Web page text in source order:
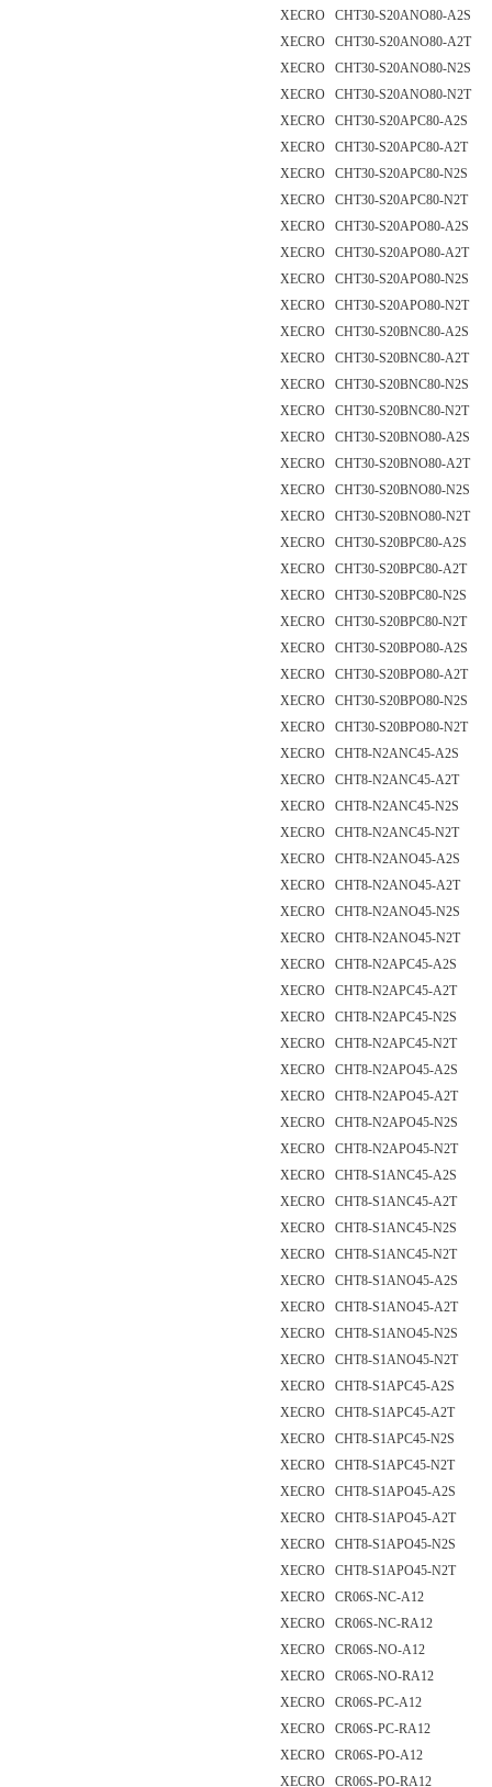
XECRO CHT30-S20ANO80-A2S
XECRO CHT30-S20ANO80-A2T
XECRO CHT30-S20ANO80-N2S
XECRO CHT30-S20ANO80-N2T
XECRO CHT30-S20APC80-A2S
XECRO CHT30-S20APC80-A2T
XECRO CHT30-S20APC80-N2S
XECRO CHT30-S20APC80-N2T
XECRO CHT30-S20APO80-A2S
XECRO CHT30-S20APO80-A2T
XECRO CHT30-S20APO80-N2S
XECRO CHT30-S20APO80-N2T
XECRO CHT30-S20BNC80-A2S
XECRO CHT30-S20BNC80-A2T
XECRO CHT30-S20BNC80-N2S
XECRO CHT30-S20BNC80-N2T
XECRO CHT30-S20BNO80-A2S
XECRO CHT30-S20BNO80-A2T
XECRO CHT30-S20BNO80-N2S
XECRO CHT30-S20BNO80-N2T
XECRO CHT30-S20BPC80-A2S
XECRO CHT30-S20BPC80-A2T
XECRO CHT30-S20BPC80-N2S
XECRO CHT30-S20BPC80-N2T
XECRO CHT30-S20BPO80-A2S
XECRO CHT30-S20BPO80-A2T
XECRO CHT30-S20BPO80-N2S
XECRO CHT30-S20BPO80-N2T
XECRO CHT8-N2ANC45-A2S
XECRO CHT8-N2ANC45-A2T
XECRO CHT8-N2ANC45-N2S
XECRO CHT8-N2ANC45-N2T
XECRO CHT8-N2ANO45-A2S
XECRO CHT8-N2ANO45-A2T
XECRO CHT8-N2ANO45-N2S
XECRO CHT8-N2ANO45-N2T
XECRO CHT8-N2APC45-A2S
XECRO CHT8-N2APC45-A2T
XECRO CHT8-N2APC45-N2S
XECRO CHT8-N2APC45-N2T
XECRO CHT8-N2APO45-A2S
XECRO CHT8-N2APO45-A2T
XECRO CHT8-N2APO45-N2S
XECRO CHT8-N2APO45-N2T
XECRO CHT8-S1ANC45-A2S
XECRO CHT8-S1ANC45-A2T
XECRO CHT8-S1ANC45-N2S
XECRO CHT8-S1ANC45-N2T
XECRO CHT8-S1ANO45-A2S
XECRO CHT8-S1ANO45-A2T
XECRO CHT8-S1ANO45-N2S
XECRO CHT8-S1ANO45-N2T
XECRO CHT8-S1APC45-A2S
XECRO CHT8-S1APC45-A2T
XECRO CHT8-S1APC45-N2S
XECRO CHT8-S1APC45-N2T
XECRO CHT8-S1APO45-A2S
XECRO CHT8-S1APO45-A2T
XECRO CHT8-S1APO45-N2S
XECRO CHT8-S1APO45-N2T
XECRO CR06S-NC-A12
XECRO CR06S-NC-RA12
XECRO CR06S-NO-A12
XECRO CR06S-NO-RA12
XECRO CR06S-PC-A12
XECRO CR06S-PC-RA12
XECRO CR06S-PO-A12
XECRO CR06S-PO-RA12